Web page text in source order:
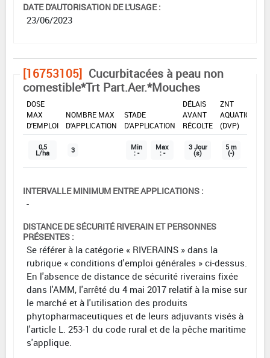
DATE D'AUTORISATION DE L'USAGE :
23/06/2023
[16753105] Cucurbitacées à peau non
comestible*Trt Part.Aer.*Mouches
DOSE
MAX
D'EMPLOI
NOMBRE MAX
D'APPLICATION
STADE
D'APPLICATION
DÉLAIS
AVANT
RÉCOLTE
ZNT
AQUATIQUE
(DVP)
0,5
L/ha 3 Min
: -
Max
: -
3 Jour
(s)
5 m
(-)
INTERVALLE MINIMUM ENTRE APPLICATIONS :
-
DISTANCE DE SÉCURITÉ RIVERAIN ET PERSONNES
PRÉSENTES :
Se référer à la catégorie « RIVERAINS » dans la
rubrique « conditions d'emploi générales » ci-dessus.
En l'absence de distance de sécurité riverains fixée
dans l'AMM, l'arrêté du 4 mai 2017 relatif à la mise sur
le marché et à l'utilisation des produits
phytopharmaceutiques et de leurs adjuvants visés à
l'article L. 253-1 du code rural et de la pêche maritime
s'applique.